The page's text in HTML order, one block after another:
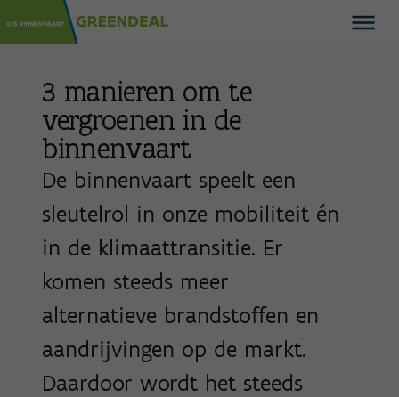
3 manieren om te
vergroenen in de
binnenvaart
De binnenvaart speelt een
sleutelrol in onze mobiliteit én
in de klimaattransitie. Er
komen steeds meer
alternatieve brandstoffen en
aandrijvingen op de markt.
Daardoor wordt het steeds